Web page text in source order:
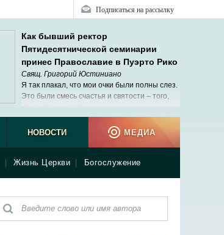
Подписаться на рассылку
Как бывший ректор
Пятидесятнической семинарии
принес Православие в Пуэрто Рико
Свящ. Григорий Юстиниано
Я так плакал, что мои очки были полны слез.
Это были смесь счастья и святости – того,
Жизнь Церкви Богослужение
НОВОСТИ МЕДИА